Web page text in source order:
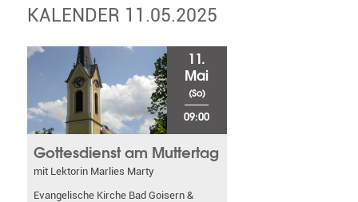
KALENDER 11.05.2025
11.
Mai
(So)
09:00
Gottesdienst am Muttertag
mit Lektorin Marlies Marty
Evangelische Kirche Bad Goisern &